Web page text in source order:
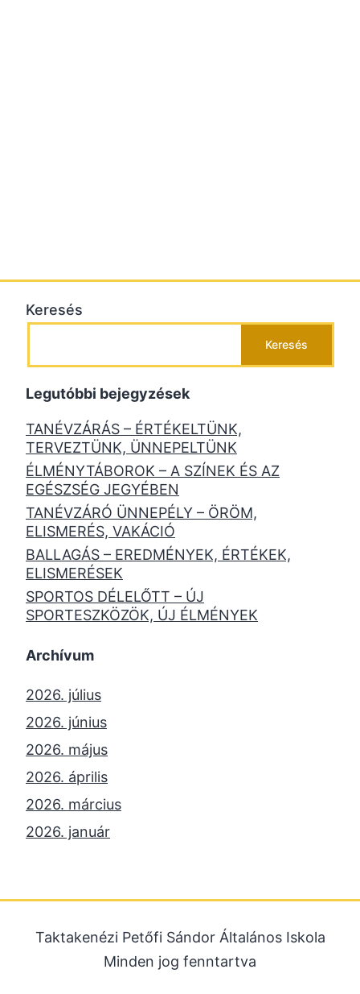
Keresés
Keresés
Legutóbbi bejegyzések
TANÉVZÁRÁS – ÉRTÉKELTÜNK,
TERVEZTÜNK, ÜNNEPELTÜNK
ÉLMÉNYTÁBOROK – A SZÍNEK ÉS AZ
EGÉSZSÉG JEGYÉBEN
TANÉVZÁRÓ ÜNNEPÉLY – ÖRÖM,
ELISMERÉS, VAKÁCIÓ
BALLAGÁS – EREDMÉNYEK, ÉRTÉKEK,
ELISMERÉSEK
SPORTOS DÉLELŐTT – ÚJ
SPORTESZKÖZÖK, ÚJ ÉLMÉNYEK
Archívum
2026. július
2026. június
2026. május
2026. április
2026. március
2026. január
2025. július
2025. június
Taktakenézi Petőfi Sándor Általános Iskola
Minden jog fenntartva